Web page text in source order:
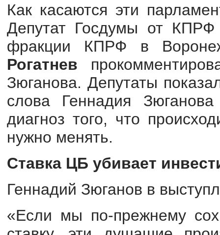
Как касаются эти
Депутат Госдумы от
фракции КПРФ в
Рогатнев
Зюганова. Депутаты
слова Геннадия
диагноз того, что
нужно менять.
Ставка ЦБ убивает
Геннадий Зюганов в
«Если мы по-прежнему